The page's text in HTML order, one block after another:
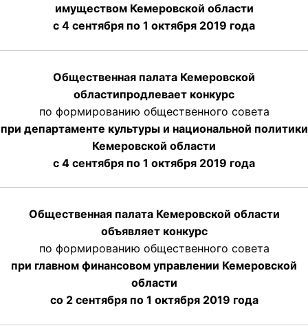
имуществом Кемеровской области
с 4 сентября по 1 октября 2019 года
Общественная палата Кемеровской
областипродлевает конкурс
по формированию общественного совета
при департаменте культуры и национальной политики
Кемеровской области
с 4 сентября по 1 октября 2019 года
Общественная палата Кемеровской области
объявляет конкурс
по формированию общественного совета
при главном финансовом управлении Кемеровской
области
со 2 сентября по 1 октября 2019 года